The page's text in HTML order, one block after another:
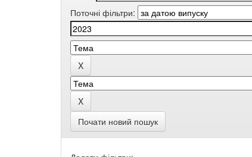
Поточні фільтри:
Почати новий пошук